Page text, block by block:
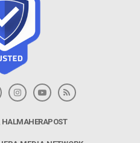
HALMAHERAPOST